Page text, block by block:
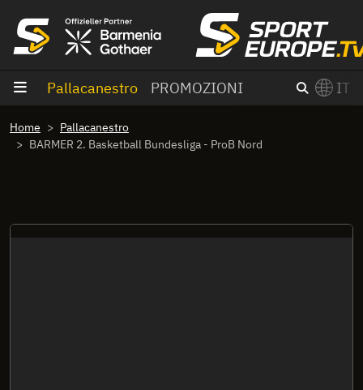
Pallacanestro PROMOZIONI IT
Home
Pallacanestro
BARMER 2. Basketball Bundesliga - ProB Nord